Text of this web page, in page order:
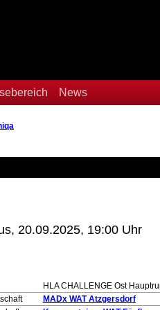
News
20.09.2025, 19:00 Uhr
HLA CHALLENGE Ost
MADx WAT Atzgersdorf